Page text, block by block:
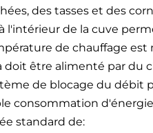
des tasses et des
à l'intérieur de la cuve
de chauffage
doit être alimenté par du
de blocage du débit
consommation
standard de: